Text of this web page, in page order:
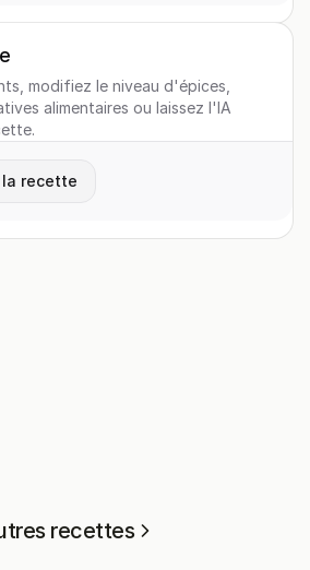
modifiez le niveau d'épices,
alimentaires ou laissez l'IA
la recette
recettes